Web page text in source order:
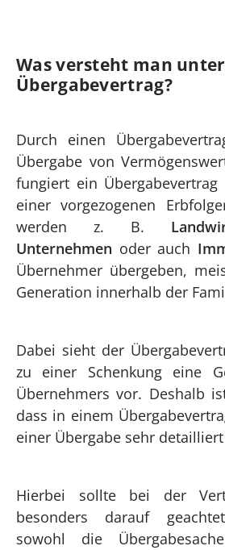
Was versteht man
Übergabevertrag?
Durch einen
Übergabe von
fungiert ein
einer vorgezogenen
werden z. B.
Unternehmen oder auch
Übernehmer übergeben,
Generation innerhalb der
Dabei sieht der
zu einer Schenkung eine
Übernehmers vor. Deshalb
dass in einem
einer Übergabe sehr
Hierbei sollte bei der
besonders darauf
sowohl die